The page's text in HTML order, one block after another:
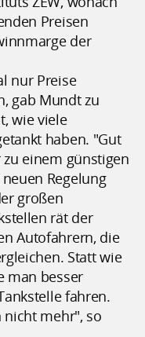
Preisen
der
nur Preise
gab Mundt zu
wie viele
haben. "Gut
einem günstigen
Regelung
großen
rät der
Autofahrern, die
Statt wie
man besser
fahren.
nicht mehr", so